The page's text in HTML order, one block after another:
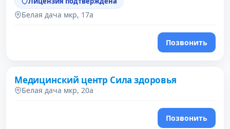
Белая дача мкр, 17а
Позвонить
Медицинский центр Сила здоровья
Белая дача мкр, 20а
Позвонить